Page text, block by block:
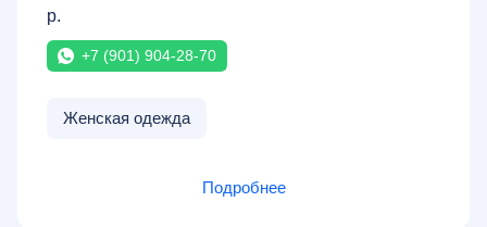
р.
+7 (901) 904-28-70
Женская одежда
Подробнее